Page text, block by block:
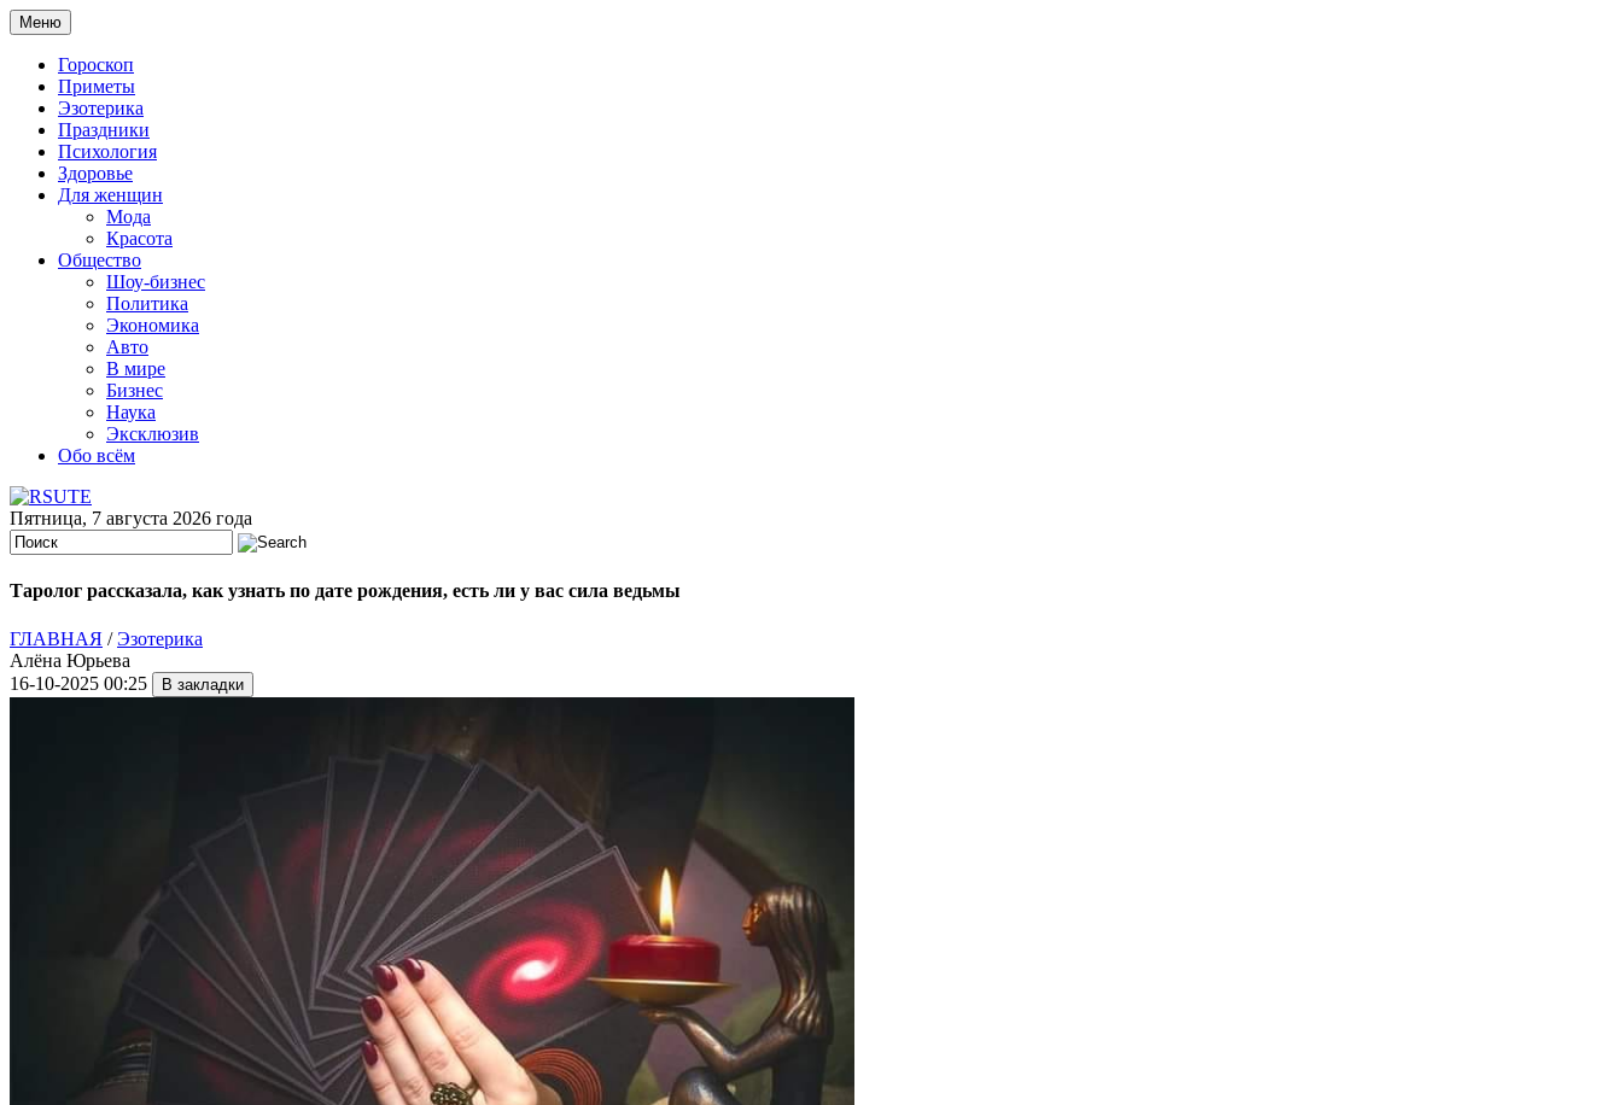
Меню
Гороскоп
Приметы
Эзотерика
Праздники
Психология
Здоровье
Для женщин
Мода
Красота
Общество
Шоу-бизнес
Политика
Экономика
Авто
В мире
Бизнес
Наука
Эксклюзив
Обо всём
Пятница, 7 августа 2026 года
Таролог рассказала, как узнать по дате рождения, есть ли у вас сила ведьмы
ГЛАВНАЯ /Эзотерика
Алёна Юрьева
16-10-2025 00:25